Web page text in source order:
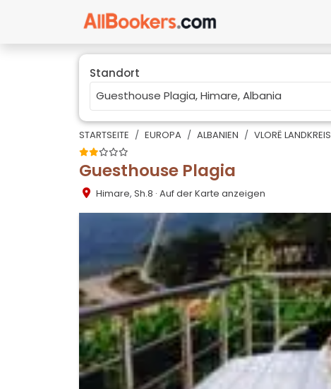
Standort
STARTSEITE EUROPA ALBANIEN VLORË LANDKREIS
Guesthouse Plagia
Himare, Sh.8 · Auf der Karte anzeigen